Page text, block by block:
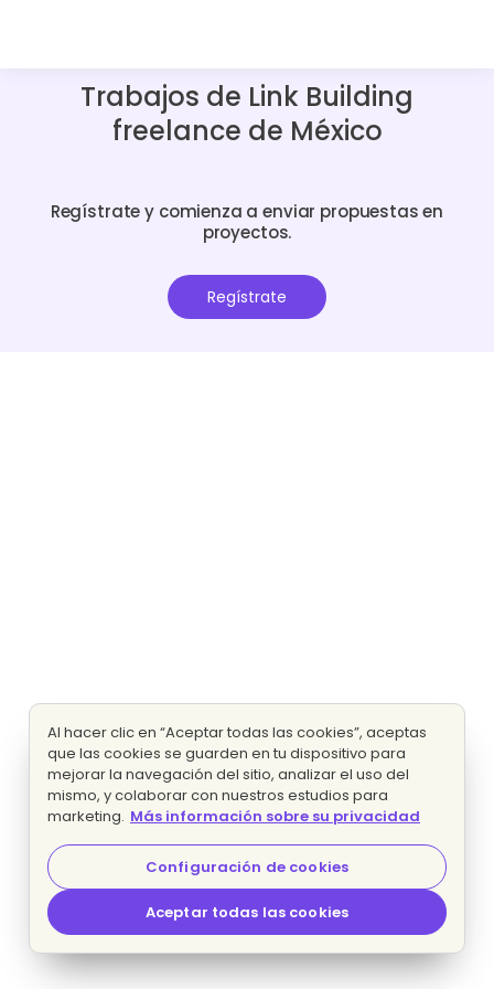
Trabajos de Link Building
freelance de México
Regístrate y comienza a enviar propuestas en
proyectos.
Regístrate
Al hacer clic en “Aceptar todas las cookies”, aceptas
que las cookies se guarden en tu dispositivo para
mejorar la navegación del sitio, analizar el uso del
mismo, y colaborar con nuestros estudios para
marketing. Más información sobre su privacidad
Configuración de cookies
Aceptar todas las cookies